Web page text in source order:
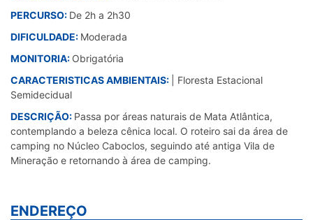
PERCURSO: De 2h a 2h30
DIFICULDADE: Moderada
MONITORIA: Obrigatória
CARACTERISTICAS AMBIENTAIS:
| Floresta Estacional
Semidecidual
DESCRIÇÃO: Passa por áreas naturais de Mata Atlântica,
contemplando a beleza cênica local. O roteiro sai da área de
camping no Núcleo Caboclos, seguindo até antiga Vila de
Mineração e retornando à área de camping.
ENDEREÇO